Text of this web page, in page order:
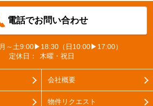
電話でお問い合わせ
月～土9:00▶18:30（日10:00▶17:00）
定休日：
木曜・祝日
会社概要
物件リクエスト